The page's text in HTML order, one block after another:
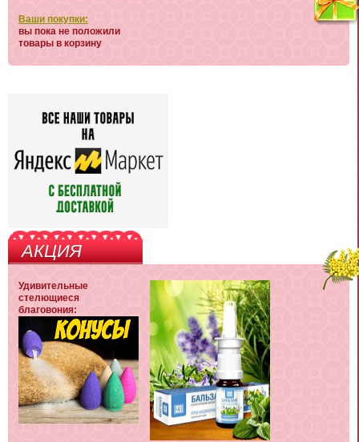
Ваши покупки:
вы пока не положили
товары в корзину
АКЦИЯ
Удивительные
стелющиеся
благовония: